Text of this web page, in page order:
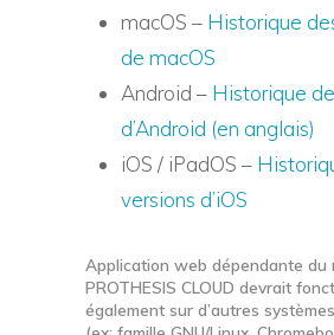
macOS – Historique
de macOS
Android – Historique
d’Android (en anglais)
iOS / iPadOS –
versions d’iOS
Application web dépendante du
PROTHESIS CLOUD devrait
également sur d’autres